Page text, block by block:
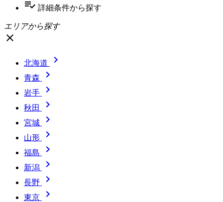
playlist_add_check 詳細条件から探す
エリアから探す
close
北海道 
青森 
岩手 
秋田 
宮城 
山形 
福島 
新潟 
長野 
東京 